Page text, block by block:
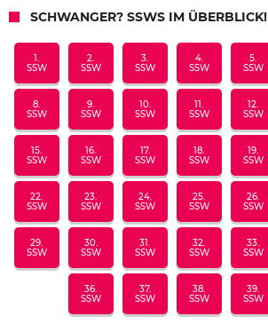
SCHWANGER? SSWS IM ÜBERBLICK!
1.
SSW
2.
SSW
3.
SSW
4.
SSW
5.
SSW
8.
SSW
9.
SSW
10.
SSW
11.
SSW
12.
SSW
15.
SSW
16.
SSW
17.
SSW
18.
SSW
19.
SSW
22.
SSW
23.
SSW
24.
SSW
25.
SSW
26.
SSW
29.
SSW
30.
SSW
31.
SSW
32.
SSW
33.
SSW
36.
SSW
37.
SSW
38.
SSW
39.
SSW